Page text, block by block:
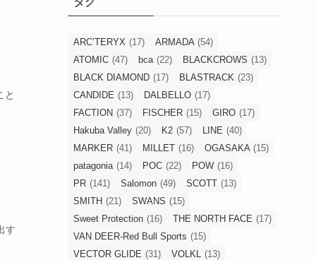
と
す
ARC’TERYX (17) ARMADA (54)
ATOMIC (47) bca (22) BLACKCROWS (13)
BLACK DIAMOND (17) BLASTRACK (23)
CANDIDE (13) DALBELLO (17)
FACTION (37) FISCHER (15) GIRO (17)
Hakuba Valley (20) K2 (57) LINE (40)
MARKER (41) MILLET (16) OGASAKA (15)
patagonia (14) POC (22) POW (16)
PR (141) Salomon (49) SCOTT (13)
SMITH (21) SWANS (15)
Sweet Protection (16) THE NORTH FACE (17)
VAN DEER-Red Bull Sports (15)
VECTOR GLIDE (31) VOLKL (13)